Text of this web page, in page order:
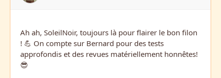
Ah ah, SoleilNoir, toujours là pour flairer le bon filon
! 💪 On compte sur Bernard pour des tests
approfondis et des revues matériellement honnêtes!
😎